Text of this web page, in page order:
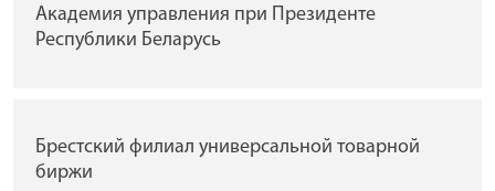
Академия управления при Президенте
Республики Беларусь
Брестский филиал универсальной товарной
биржи